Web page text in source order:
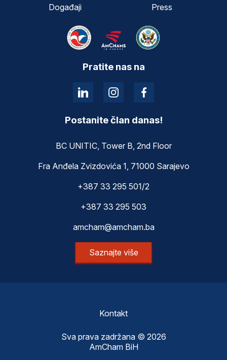
Događaji
Press
Pratite nas na
Postanite član danas!
BC UNITIC, Tower B, 2nd Floor
Fra Anđela Zvizdovića 1, 71000 Sarajevo
+387 33 295 501/2
+387 33 295 503
amcham@amcham.ba
Saznajte više
Kontakt
Sva prava zadržana © 2026
AmCham BiH